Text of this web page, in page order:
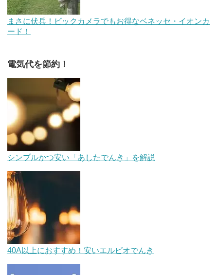
まさに伏兵！ビックカメラでもお得なベネッセ・イオンカ
ード！
電気代を節約！
シンプルかつ安い「あしたでんき」を解説
40A以上におすすめ！安いエルピオでんき